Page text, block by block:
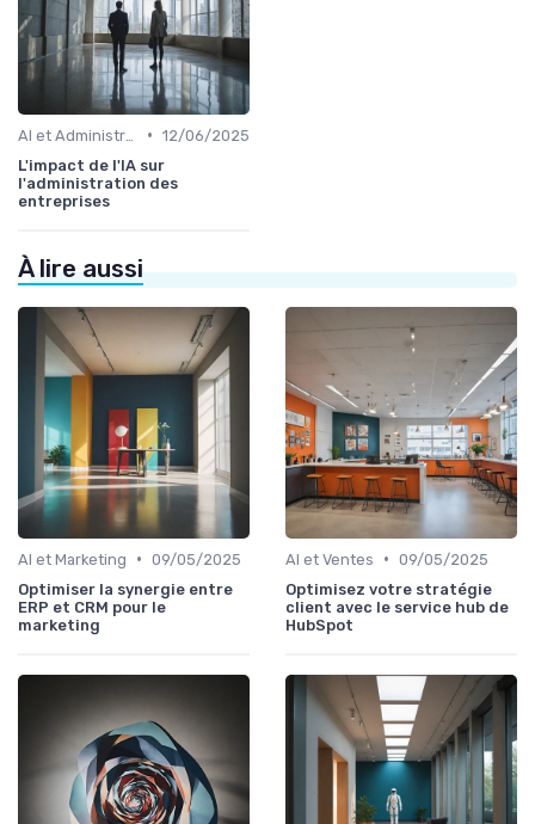
• 12/06/2025
L'impact de l'IA sur
l'administration des
entreprises
À lire aussi
AI et Marketing • 09/05/2025
Optimiser la synergie entre
ERP et CRM pour le
marketing
AI et Ventes • 09/05/2025
Optimisez votre stratégie
client avec le service hub de
HubSpot